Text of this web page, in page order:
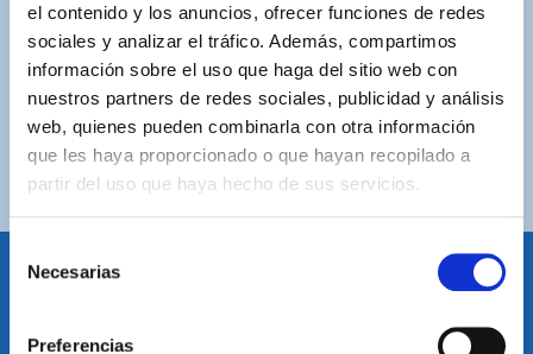
el contenido y los anuncios, ofrecer funciones de redes
sociales y analizar el tráfico. Además, compartimos
información sobre el uso que haga del sitio web con
nuestros partners de redes sociales, publicidad y análisis
web, quienes pueden combinarla con otra información
que les haya proporcionado o que hayan recopilado a
partir del uso que haya hecho de sus servicios.
Necesarias
Preferencias
ENVÍOS GRATUITOS
Por compras superiores a 100€ (España peninsular)
COMPRAS SEGURAS
Plataforma de pago segura a través de tarjeta o
PayPal.